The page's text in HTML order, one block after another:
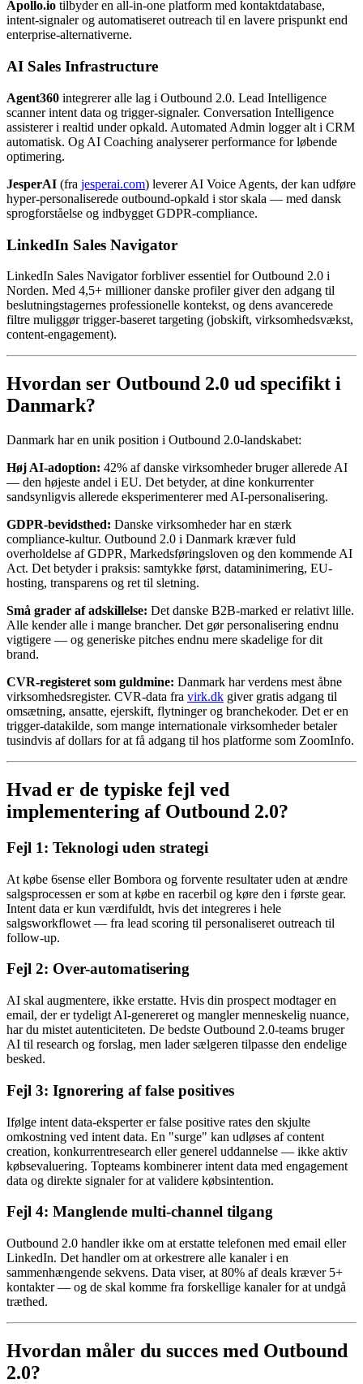
Apollo.io tilbyder en all-in-one platform med kontaktdatabase,
intent-signaler og automatiseret outreach til en lavere prispunkt end
enterprise-alternativerne.
AI Sales Infrastructure
Agent360 integrerer alle lag i Outbound 2.0. Lead Intelligence
scanner intent data og trigger-signaler. Conversation Intelligence
assisterer i realtid under opkald. Automated Admin logger alt i CRM
automatisk. Og AI Coaching analyserer performance for løbende
optimering.
JesperAI (fra jesperai.com) leverer AI Voice Agents, der kan udføre
hyper-personaliserede outbound-opkald i stor skala — med dansk
sprogforståelse og indbygget GDPR-compliance.
LinkedIn Sales Navigator
LinkedIn Sales Navigator forbliver essentiel for Outbound 2.0 i
Norden. Med 4,5+ millioner danske profiler giver den adgang til
beslutningstagernes professionelle kontekst, og dens avancerede
filtre muliggør trigger-baseret targeting (jobskift, virksomhedsvækst,
content-engagement).
Hvordan ser Outbound 2.0 ud specifikt i
Danmark?
Danmark har en unik position i Outbound 2.0-landskabet:
Høj AI-adoption: 42% af danske virksomheder bruger allerede AI
— den højeste andel i EU. Det betyder, at dine konkurrenter
sandsynligvis allerede eksperimenterer med AI-personalisering.
GDPR-bevidsthed: Danske virksomheder har en stærk
compliance-kultur. Outbound 2.0 i Danmark kræver fuld
overholdelse af GDPR, Markedsføringsloven og den kommende AI
Act. Det betyder i praksis: samtykke først, dataminimering, EU-
hosting, transparens og ret til sletning.
Små grader af adskillelse: Det danske B2B-marked er relativt lille.
Alle kender alle i mange brancher. Det gør personalisering endnu
vigtigere — og generiske pitches endnu mere skadelige for dit
brand.
CVR-registeret som guldmine: Danmark har verdens mest åbne
virksomhedsregister. CVR-data fra virk.dk giver gratis adgang til
omsætning, ansatte, ejerskift, flytninger og branchekoder. Det er en
trigger-datakilde, som mange internationale virksomheder betaler
tusindvis af dollars for at få adgang til hos platforme som ZoomInfo.
Hvad er de typiske fejl ved
implementering af Outbound 2.0?
Fejl 1: Teknologi uden strategi
At købe 6sense eller Bombora og forvente resultater uden at ændre
salgsprocessen er som at købe en racerbil og køre den i første gear.
Intent data er kun værdifuldt, hvis det integreres i hele
salgsworkflowet — fra lead scoring til personaliseret outreach til
follow-up.
Fejl 2: Over-automatisering
AI skal augmentere, ikke erstatte. Hvis din prospect modtager en
email, der er tydeligt AI-genereret og mangler menneskelig nuance,
har du mistet autenticiteten. De bedste Outbound 2.0-teams bruger
AI til research og forslag, men lader sælgeren tilpasse den endelige
besked.
Fejl 3: Ignorering af false positives
Ifølge intent data-eksperter er false positive rates den skjulte
omkostning ved intent data. En "surge" kan udløses af content
creation, konkurrentresearch eller generel uddannelse — ikke aktiv
købsevaluering. Topteams kombinerer intent data med engagement
data og direkte signaler for at validere købsintention.
Fejl 4: Manglende multi-channel tilgang
Outbound 2.0 handler ikke om at erstatte telefonen med email eller
LinkedIn. Det handler om at orkestrere alle kanaler i en
sammenhængende sekvens. Data viser, at 80% af deals kræver 5+
kontakter — og de skal komme fra forskellige kanaler for at undgå
træthed.
Hvordan måler du succes med Outbound
2.0?